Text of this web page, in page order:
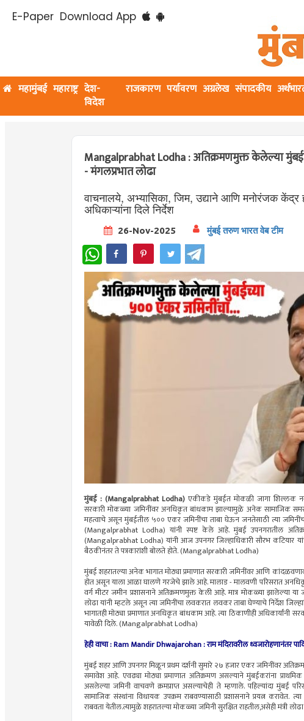
E-Paper Download App
महामुंबई महाराष्ट्र देश-
विदेश
राजकारण पर्यावरण अग्रलेख संपादकीय
Mangalprabhat Lodha : अतिक्रमणमुक्त केलेल्या
- मंगलप्रभात लोढा
वाचनालये, अभ्यासिका, जिम, उद्याने आणि मनोरंजक केंद्र
अधिकाऱ्यांना दिले निर्देश
26-Nov-2025 मुंबई तरुण भारत वेब टीम
WhatsApp
मुंबई : (Mangalprabhat Lodha) एकीकडे मुंबईत मोकळी जागा शिल्लक
सरकारी मोकळ्या जमिनींवर अनधिकृत बांधकाम झाल्यामुळे अनेक सामाजिक
महत्वाचे असून मुंबईतील ५०० एकर जमिनींचा ताबा घेऊन जनतेसाठी त्या
(Mangalprabhat Lodha) यांनी स्पष्ट केले आहे. मुंबई उपनगरातील
(Mangalprabhat Lodha) यांनी आज उपनगर जिल्हाधिकारी सौरभ कटियार
बैठकीनंतर ते पत्रकारांशी बोलते होते. (Mangalprabhat Lodha)
मुंबई शहरातल्या अनेक भागात मोठ्या प्रमाणात सरकारी जमिनींवर आणि
होत असून याला आळा घालणे गरजेचे झाले आहे. मालाड - मालवणी परिसरात
वर्ग मीटर जमीन प्रशासनाने अतिक्रमणमुक्त केली आहे. मात्र मोकळ्या झालेल्या या
लोढा यांनी म्हटले असून त्या जमिनींचा लवकरात लवकर ताबा घेण्याचे निर्देश
भागातही मोठ्या प्रमाणात अनधिकृत बांधकाम आहे. त्या ठिकाणीही अधिकार्यांनी
यावेळी दिले. (Mangalprabhat Lodha)
हेही वाचा :Ram Mandir Dhwajarohan : राम मंदिरावरील ध्वजारोहणानंतर
मुंबई शहर आणि उपनगर मिळून प्रथम दर्शनी सुमारे २७ हजार एकर जमिनींवर
समावेश आहे. एवढ्या मोठ्या प्रमाणात अतिक्रमण असल्याने मुंबईकरांना
असलेल्या जमिनी वाचवणे क्रमप्राप्त असल्याचेही ते म्हणाले. पहिल्यांदा मुंबई
सामाजिक संस्थांना विधायक उपक्रम राबवण्यासाठी प्रशासनाने प्रयत्न करावेत.
राबवता येतील.त्यामुळे शहरातल्या मोकळ्या जमिनी सुरक्षित राहतील,असेही मंत्री